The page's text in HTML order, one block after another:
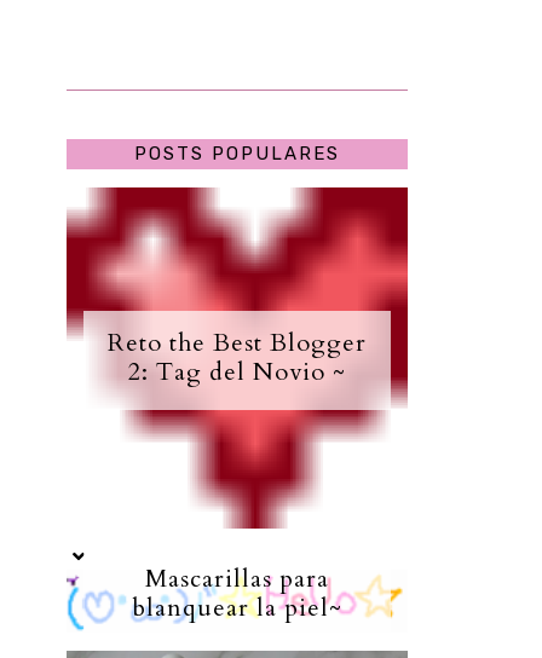
POSTS POPULARES
Reto the Best Blogger
2: Tag del Novio ~
Mascarillas para
blanquear la piel~